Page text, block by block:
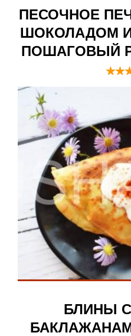
ПЕСОЧНОЕ
ШОКОЛАДОМ
ПОШАГОВЫЙ
БЛИНЫ